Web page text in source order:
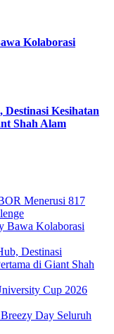
Kolaborasi
Kesihatan
Shah Alam
Menerusi 817
Bawa Kolaborasi
Destinasi
di Giant Shah
Cup 2026
Day Seluruh